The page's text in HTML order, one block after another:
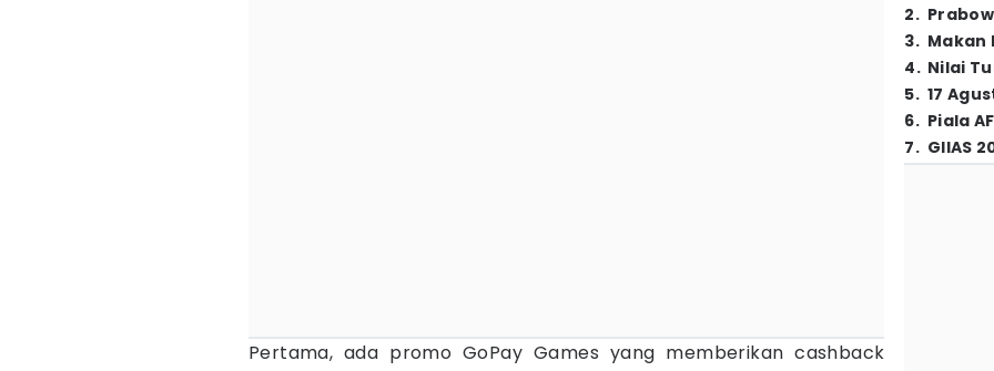
Pertama, ada promo GoPay Games yang memberikan cashback
2.
3. Makan
4. Nilai
5. 17
6. Piala
7. GIIAS